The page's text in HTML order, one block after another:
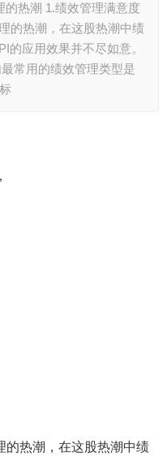
的热潮 1.绩效管理满意度
的热潮，在这股热潮中绩
的应用效果并不尽如意。
常用的绩效管理类型是
热潮，在这股热潮中绩